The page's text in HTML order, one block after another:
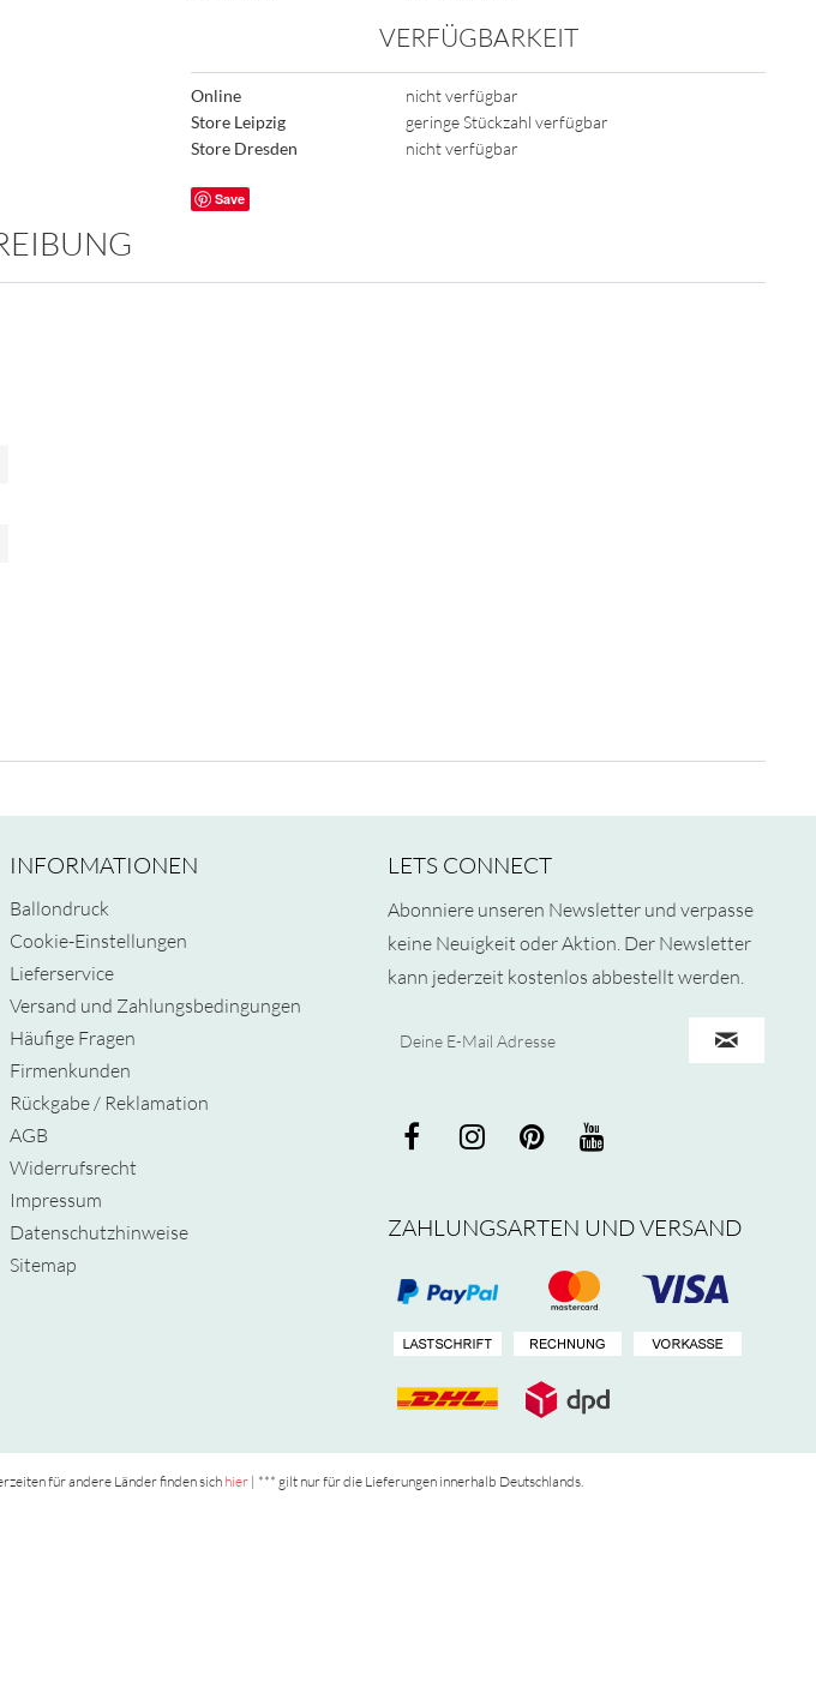
VERFÜGBARKEIT
Online
nicht verfügbar
Store Leipzig
geringe Stückzahl verfügbar
Store Dresden
nicht verfügbar
Save
INFORMATIONEN
Ballondruck
Cookie-Einstellungen
Lieferservice
Versand und Zahlungsbedingungen
Häufige Fragen
Firmenkunden
Rückgabe / Reklamation
AGB
Widerrufsrecht
Impressum
Datenschutzhinweise
Sitemap
LETS CONNECT
Abonniere unseren Newsletter und verpasse
keine Neuigkeit oder Aktion. Der Newsletter
kann jederzeit kostenlos abbestellt werden.
ZAHLUNGSARTEN UND VERSAND
für andere Länder finden sich hier| *** gilt nur für die Lieferungen innerhalb Deutschlands.